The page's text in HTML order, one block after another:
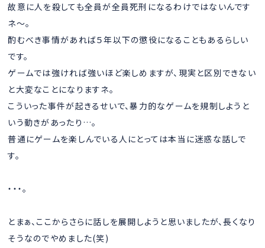
故意に人を殺しても全員が全員死刑になるわけではないんです
ネ～。
酌むべき事情があれば５年以下の懲役になることもあるらしい
です。
ゲームでは強ければ強いほど楽しめますが、現実と区別できない
と大変なことになりますネ。
こういった事件が起きるせいで、暴力的なゲームを規制しようと
いう動きがあったり…。
普通にゲームを楽しんでいる人にとっては本当に迷惑な話しで
す。
・・・。
とまぁ、ここからさらに話しを展開しようと思いましたが、長くなり
そうなのでやめました(笑)